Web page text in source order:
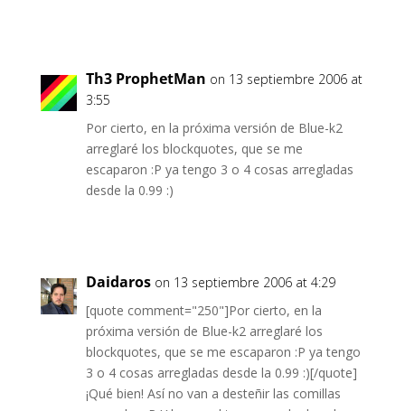
Th3 ProphetMan on 13 septiembre 2006 at
3:55
Por cierto, en la próxima versión de Blue-k2
arreglaré los blockquotes, que se me
escaparon :P ya tengo 3 o 4 cosas arregladas
desde la 0.99 :)
Daidaros on 13 septiembre 2006 at 4:29
[quote comment="250"]Por cierto, en la
próxima versión de Blue-k2 arreglaré los
blockquotes, que se me escaparon :P ya tengo
3 o 4 cosas arregladas desde la 0.99 :)[/quote]
¡Qué bien! Así no van a desteñir las comillas